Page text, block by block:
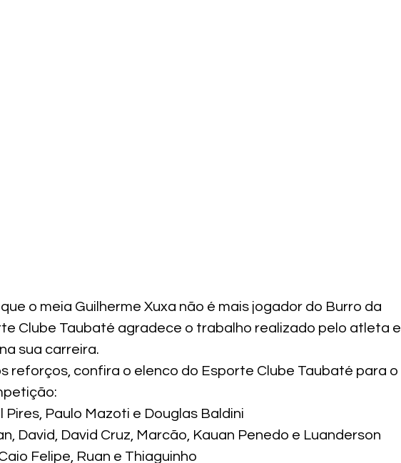
o meia Guilherme Xuxa não é mais jogador do Burro da
Clube Taubaté agradece o trabalho realizado pelo atleta e
sua carreira.
reforços, confira o elenco do Esporte Clube Taubaté para o
Pires, Paulo Mazoti e Douglas Baldini
David, David Cruz, Marcão, Kauan Penedo e Luanderson
Felipe, Ruan e Thiaguinho